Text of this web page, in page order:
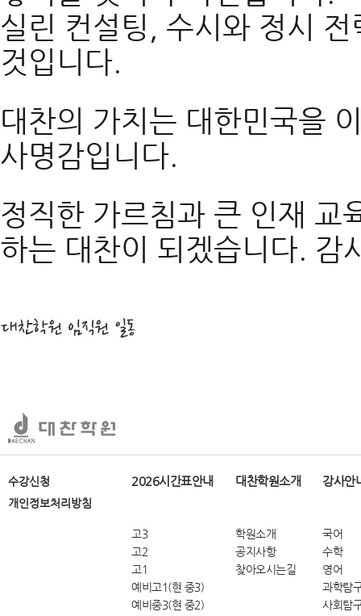
실린 컨설팅, 수시와 정시
것입니다.
대찬의 가치는 대한민국을
사명감입니다.
정직한 가르침과 큰 인재
하는 대찬이 되겠습니다. 감
수강신청
개인정보처리방침
2026시간표안내
고3
고2
고1
예비고1(현 중3)
예비중3(현 중2)
대찬학원소개
학원소개
공지사항
찾아오시는길
강사안
국어
수학
영어
과학탐
사회탐